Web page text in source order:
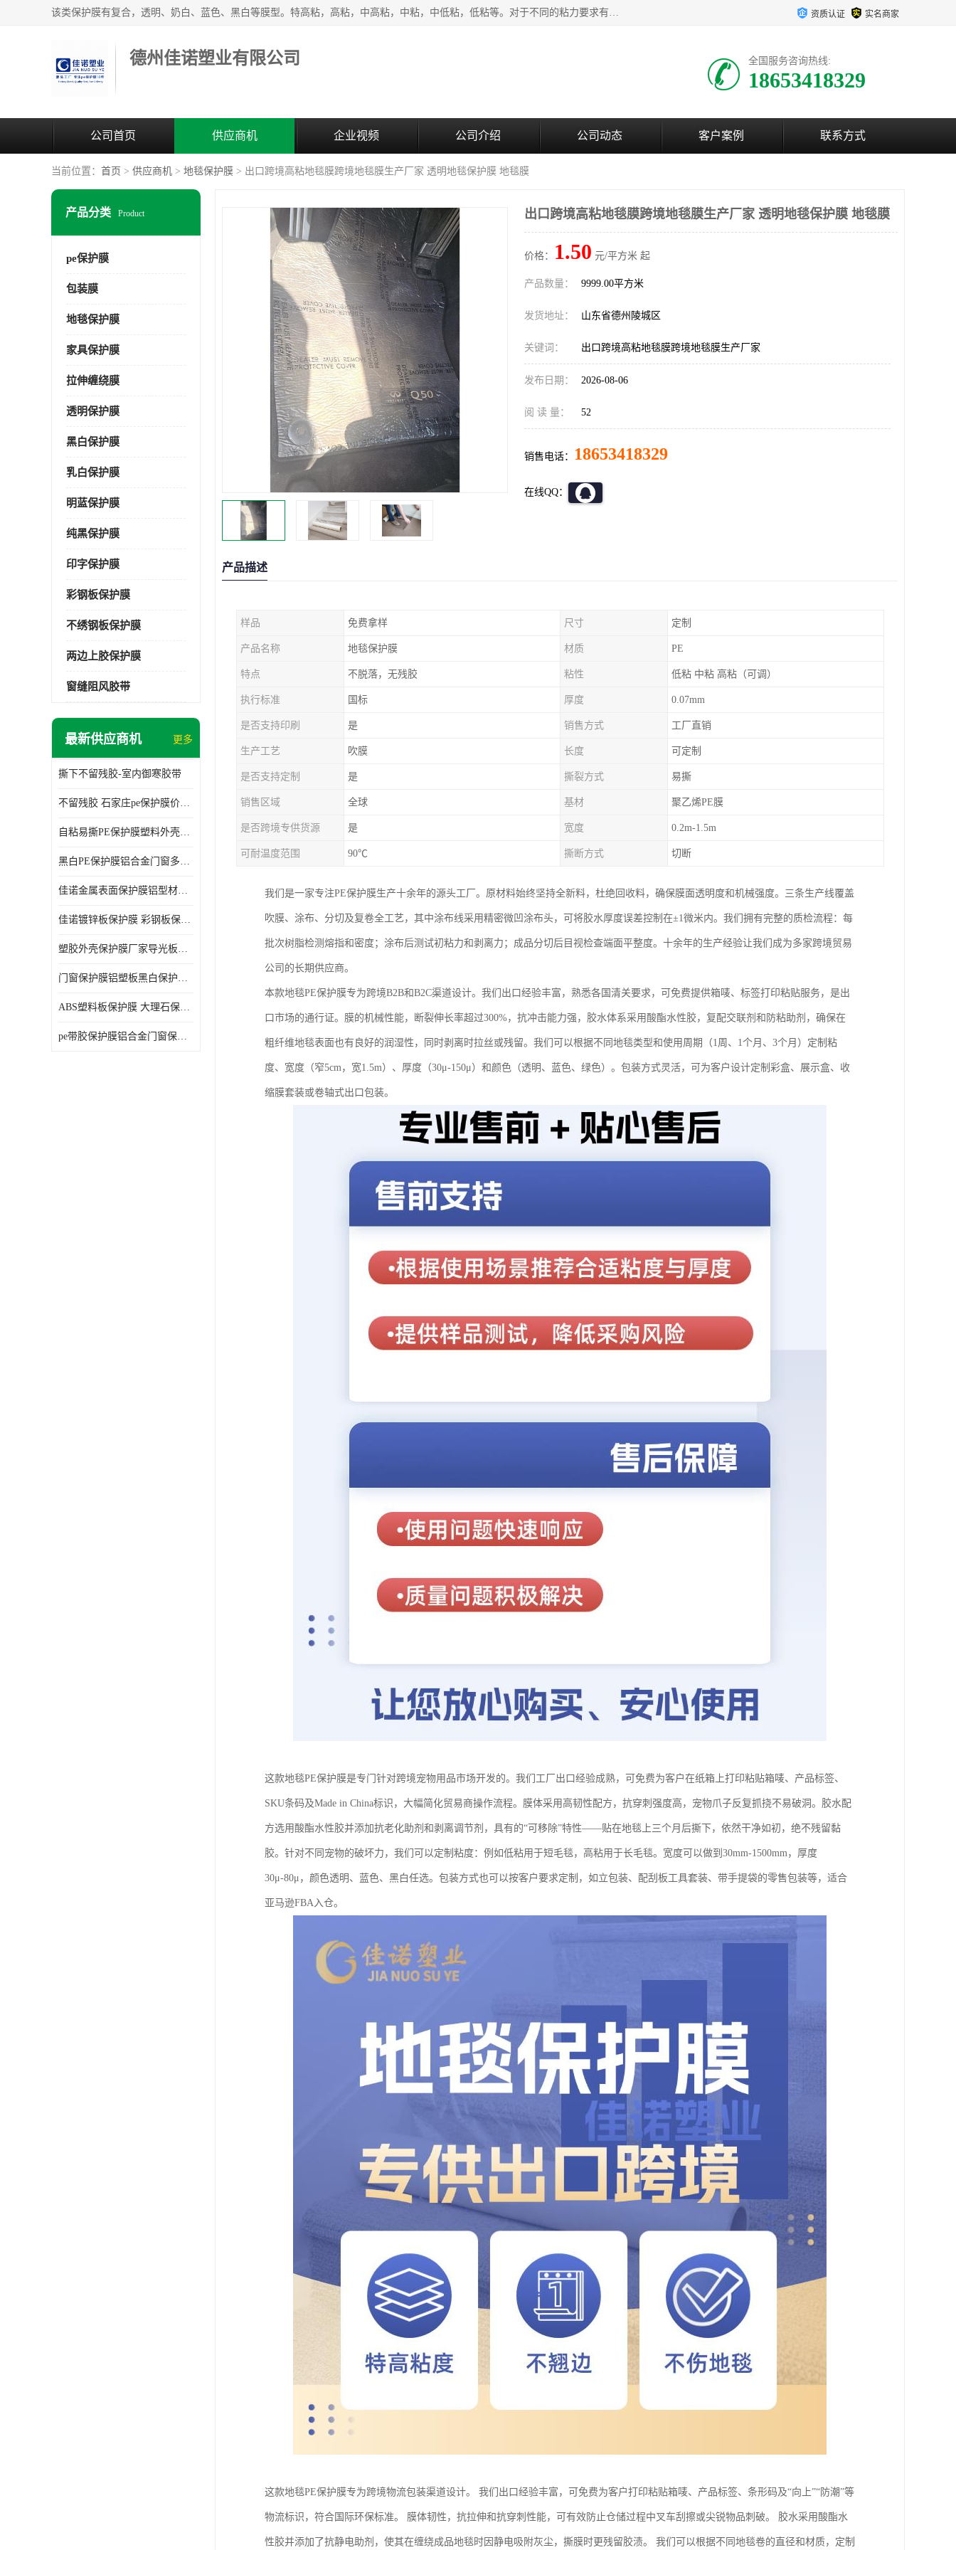
该类保护膜有复合，透明、奶白、蓝色、黑白等膜型。特高粘，高粘，中高粘，中粘，中低粘，低粘等。对于不同的粘力要求有相应的产品相适配。无胶渍残留污染。在较宽的收卷幅度下平整无皱纹，收卷长度大，利于机械化及自动化施工粘贴。为您的产品提供的表面保护解决方案。 产品广泛适用于：铝材、不锈钢、金属、塑料、电子、家电、家具、玻璃、化工材料、装饰材料等。 资质认证 实名商家
德州佳诺塑业有限公司 全国服务咨询热线:
18653418329
公司首页 供应商机 企业视频 公司介绍 公司动态 客户案例 联系方式
当前位置： 首页 > 供应商机 > 地毯保护膜 > 出口跨境高粘地毯膜跨境地毯膜生产厂家 透明地毯保护膜 地毯膜
产品分类 Product
pe保护膜
包装膜
地毯保护膜
家具保护膜
拉伸缠绕膜
透明保护膜
黑白保护膜
乳白保护膜
明蓝保护膜
纯黑保护膜
印字保护膜
彩钢板保护膜
不绣钢板保护膜
两边上胶保护膜
窗缝阻风胶带
最新供应商机 更多
撕下不留残胶-室内御寒胶带
不留残胶 石家庄pe保护膜价格 塑料薄膜
自粘易撕PE保护膜塑料外壳导光板亚克力板膜操作方便
黑白PE保护膜铝合金门窗多种颜色支持定制生产
佳诺金属表面保护膜铝型材保护膜不留残胶铝合金窗框保护胶带
佳诺镀锌板保护膜 彩钢板保护pe保护膜
塑胶外壳保护膜厂家导光板保护膜 铝单板保护膜胶带易撕不留胶
门窗保护膜铝塑板黑白保护膜外墙保温板保护膜
ABS塑料板保护膜 大理石保护膜 缠鱼竿保护膜
pe带胶保护膜铝合金门窗保护不锈钢板保护膜大理石建筑材料保护
出口跨境高粘地毯膜跨境地毯膜生产厂家 透明地毯保护膜 地毯膜
价格： 1.50 元/平方米 起
产品数量： 9999.00平方米
发货地址： 山东省德州陵城区
关键词： 出口跨境高粘地毯膜跨境地毯膜生产厂家
发布日期： 2026-08-06
阅 读 量： 52
销售电话： 18653418329
在线QQ：
产品描述
样品 免费拿样 尺寸 定制
产品名称 地毯保护膜 材质 PE
特点 不脱落，无残胶 粘性 低粘 中粘 高粘（可调）
执行标准 国标 厚度 0.07mm
是否支持印刷 是 销售方式 工厂直销
生产工艺 吹膜 长度 可定制
是否支持定制 是 撕裂方式 易撕
销售区域 全球 基材 聚乙烯PE膜
是否跨境专供货源 是 宽度 0.2m-1.5m
可耐温度范围 90℃ 撕断方式 切断
我们是一家专注PE保护膜生产十余年的源头工厂。原材料始终坚持全新料，杜绝回收料，确保膜面透明度和机械强度。三条生产线覆盖
吹膜、涂布、分切及复卷全工艺，其中涂布线采用精密微凹涂布头，可将胶水厚度误差控制在±1微米内。我们拥有完整的质检流程：每
批次树脂检测熔指和密度；涂布后测试初粘力和剥离力；成品分切后目视检查端面平整度。十余年的生产经验让我们成为多家跨境贸易
公司的长期供应商。
本款地毯PE保护膜专为跨境B2B和B2C渠道设计。我们出口经验丰富，熟悉各国清关要求，可免费提供箱唛、标签打印粘贴服务，是出
口市场的通行证。膜的机械性能，断裂伸长率超过300%，抗冲击能力强，胶水体系采用酸酯水性胶，复配交联剂和防粘助剂，确保在
粗纤维地毯表面也有良好的润湿性，同时剥离时拉丝或残留。我们可以根据不同地毯类型和使用周期（1周、1个月、3个月）定制粘
度、宽度（窄5cm，宽1.5m）、厚度（30μ-150μ）和颜色（透明、蓝色、绿色）。包装方式灵活，可为客户设计定制彩盒、展示盒、收
缩膜套装或卷轴式出口包装。
这款地毯PE保护膜是专门针对跨境宠物用品市场开发的。我们工厂出口经验成熟，可免费为客户在纸箱上打印粘贴箱唛、产品标签、
SKU条码及Made in China标识，大幅简化贸易商操作流程。膜体采用高韧性配方，抗穿刺强度高，宠物爪子反复抓挠不易破洞。胶水配
方选用酸酯水性胶并添加抗老化助剂和剥离调节剂，具有的“可移除”特性——贴在地毯上三个月后撕下，依然干净如初，绝不残留黏
胶。针对不同宠物的破坏力，我们可以定制粘度：例如低粘用于短毛毯，高粘用于长毛毯。宽度可以做到30mm-1500mm，厚度
30μ-80μ，颜色透明、蓝色、黑白任选。包装方式也可以按客户要求定制，如立包装、配刮板工具套装、带手提袋的零售包装等，适合
亚马逊FBA入仓。
这款地毯PE保护膜专为跨境物流包装渠道设计。 我们出口经验丰富，可免费为客户打印粘贴箱唛、产品标签、条形码及“向上”“防潮”等
物流标识，符合国际环保标准。 膜体韧性，抗拉伸和抗穿刺性能，可有效防止仓储过程中叉车刮擦或尖锐物品刺破。 胶水采用酸酯水
性胶并添加了抗静电助剂，使其在缠绕成品地毯时因静电吸附灰尘，撕膜时更残留胶渍。 我们可以根据不同地毯卷的直径和材质，定制